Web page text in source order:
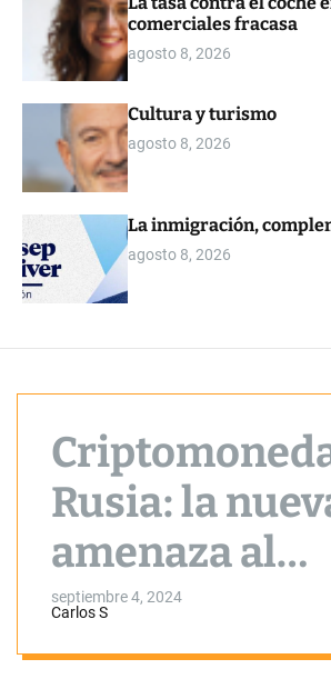
comerciales fracasa
agosto 8, 2026
Cultura y turismo
agosto 8, 2026
La inmigración,
agosto 8, 2026
Rusia: la
amenaza al
dominio
dólar
septiembre 4, 2024
Carlos S